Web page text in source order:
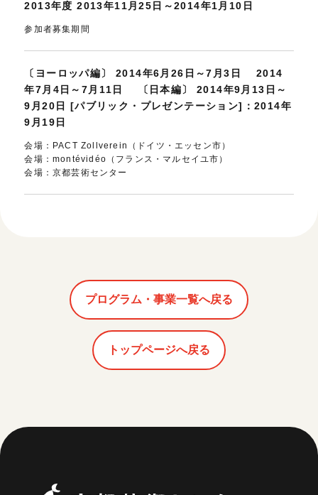
2013年度 2013年11月25日～2014年1月10日
参加者募集期間
〔ヨーロッパ編〕 2014年6月26日～7月3日 2014
年7月4日～7月11日 〔日本編〕 2014年9月13日～
9月20日 [パブリック・プレゼンテーション]：2014年
9月19日
会場：PACT Zollverein（ドイツ・エッセン市）
会場：montévidéo（フランス・マルセイユ市）
会場：京都芸術センター
プログラム・事業一覧へ戻る
トップページへ戻る